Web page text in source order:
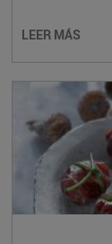
LEER MÁS